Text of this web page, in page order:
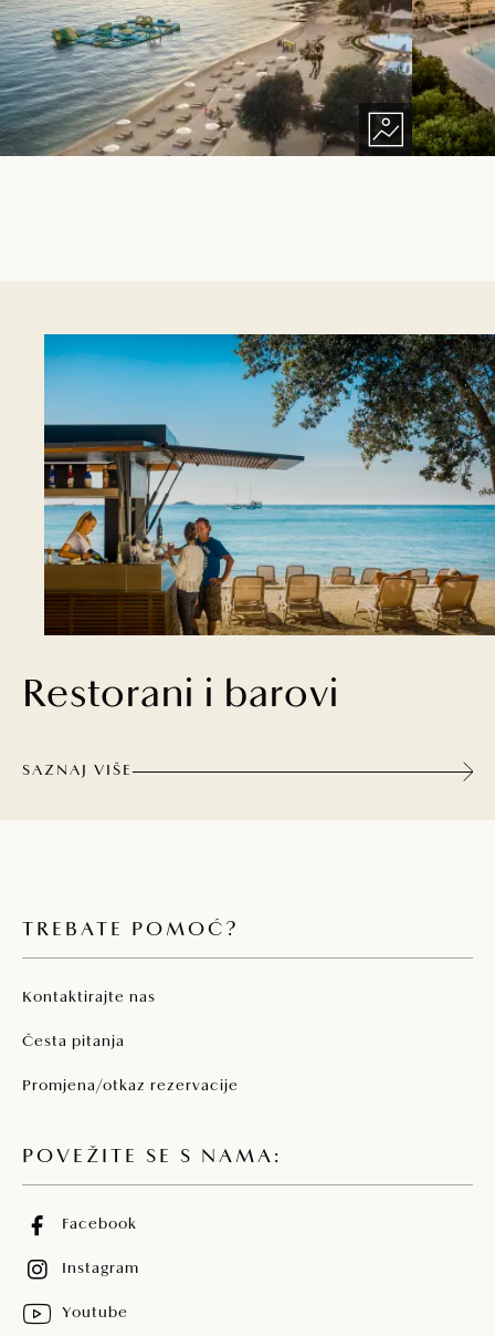
Restorani i barovi
SAZNAJ VIŠE
TREBATE POMOĆ?
Kontaktirajte nas
Česta pitanja
Promjena/otkaz rezervacije
POVEŽITE SE S NAMA:
Facebook
Instagram
Youtube